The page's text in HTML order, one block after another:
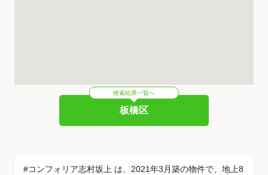
検索結果一覧へ
板橋区
#コンフォリア志村坂上 は、2021年3月築の物件で、地上8